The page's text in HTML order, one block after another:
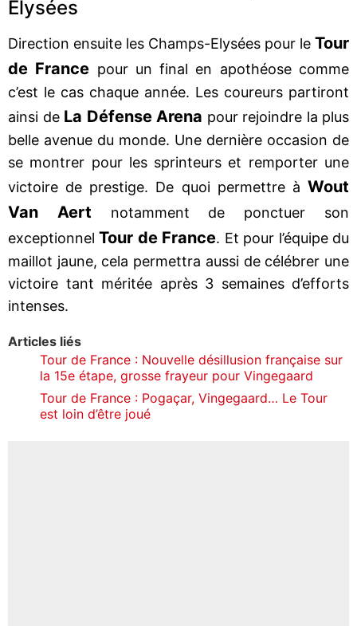
Elysées
Direction ensuite les Champs-Elysées pour le Tour
de France pour un final en apothéose comme
c’est le cas chaque année. Les coureurs partiront
ainsi deLa Défense Arena pour rejoindre la plus
belle avenue du monde. Une dernière occasion de
se montrer pour les sprinteurs et remporter une
victoire de prestige. De quoi permettre à Wout
Van Aert notamment de ponctuer son
exceptionnelTour de France. Et pour l’équipe du
maillot jaune, cela permettra aussi de célébrer une
victoire tant méritée après 3 semaines d’efforts
intenses.
Articles liés
Tour de France : Nouvelle désillusion française sur
la 15e étape, grosse frayeur pour Vingegaard
Tour de France : Pogaçar, Vingegaard… Le Tour
est loin d’être joué